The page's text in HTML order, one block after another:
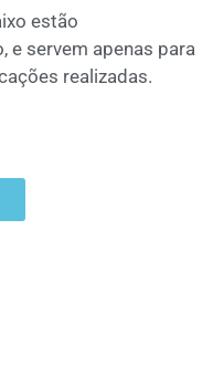
estão
e servem apenas para
realizadas.